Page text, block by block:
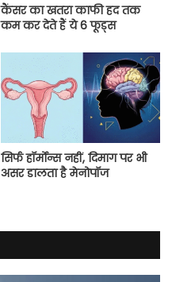
कैंसर का खतरा काफी हद तक
कम कर देते हैं ये 6 फूड्स
सिर्फ हॉर्मोन्स नहीं, दिमाग पर भी
असर डालता है मेनोपॉज